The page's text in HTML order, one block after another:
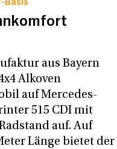
Basis
aus Bayern
Alkoven
auf Mercedes-
515 CDI mit
auf. Auf
Länge bietet der